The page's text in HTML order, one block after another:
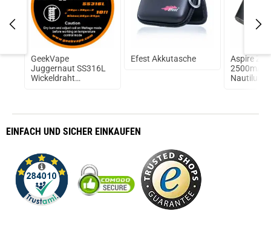
prev next
GeekVape
Juggernaut SS316L
Wickeldraht
Efest Akkutasche
Aspire
2500mAh
Nautilus 2
EINFACH UND SICHER EINKAUFEN